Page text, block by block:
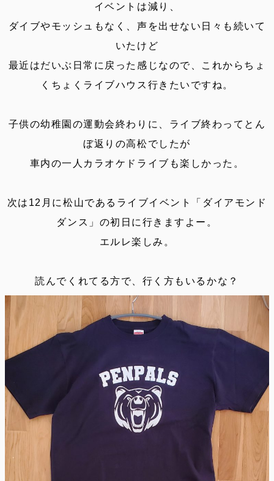
イベントは減り、
ダイブやモッシュもなく、声を出せない日々も続いて
いたけど
最近はだいぶ日常に戻った感じなので、これからちょ
くちょくライブハウス行きたいですね。
子供の幼稚園の運動会終わりに、ライブ終わってとん
ぼ返りの高松でしたが
車内の一人カラオケドライブも楽しかった。
次は12月に松山であるライブイベント「ダイアモンド
ダンス」の初日に行きますよー。
エルレ楽しみ。
読んでくれてる方で、行く方もいるかな？